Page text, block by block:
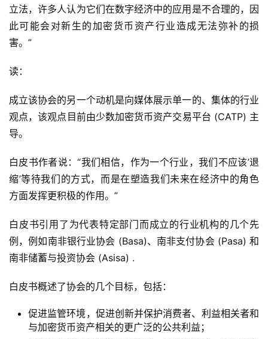
立法，许多人认为它们在数字经济中的应用是不合理的，因
此可能会对新生的加密货币资产行业造成无法弥补的损
害。”
读：
成立该协会的另一个动机是向媒体展示单一的、集体的行业
观点，该观点目前由少数加密货币资产交易平台 (CATP) 主
导。
白皮书作者说：“我们相信，作为一个行业，我们不应该’退
缩’等待我们的方式，而是在塑造我们未来在经济中的角色
方面发挥更积极的作用。”
白皮书引用了为代表特定部门而成立的行业机构的几个先
例，例如南非银行业协会 (Basa)、南非支付协会 (Pasa) 和
南非储蓄与投资协会 (Asisa) .
白皮书概述了协会的几个目标，包括：
促进监管环境，促进创新并保护消费者、利益相关者和
与加密货币资产相关的更广泛的公共利益；